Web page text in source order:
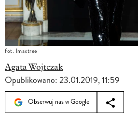
fot. Imaxtree
Agata Wojtczak
Opublikowano:23.01.2019, 11:59
Obserwuj nas w Google